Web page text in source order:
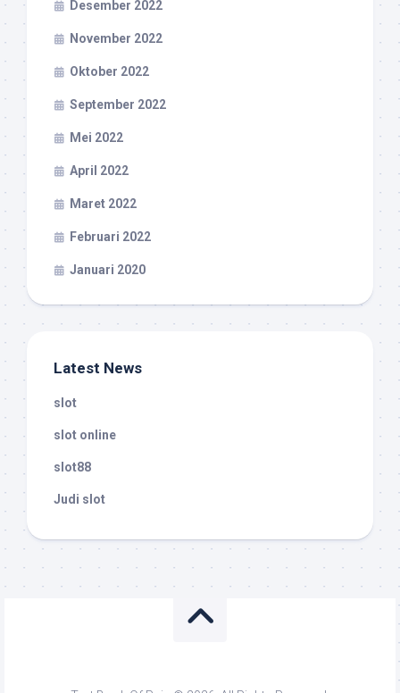
Desember 2022
November 2022
Oktober 2022
September 2022
Mei 2022
April 2022
Maret 2022
Februari 2022
Januari 2020
Latest News
slot
slot online
slot88
Judi slot